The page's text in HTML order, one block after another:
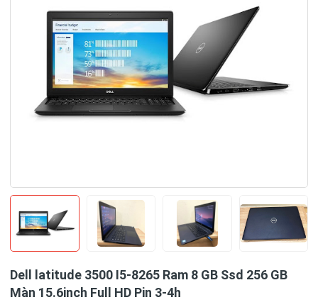
Dell latitude 3500 I5-8265 Ram 8 GB Ssd 256 GB
Màn 15.6inch Full HD Pin 3-4h